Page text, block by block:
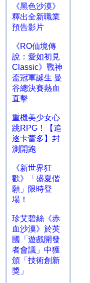
《黑色沙漠》
釋出全新職業
預告影片
《RO仙境傳
說：愛如初見
Classic》戰神
盃冠軍誕生 曼
谷總決賽熱血
直擊
重機美少女心
跳RPG！【追
逐卡蕾多】封
測開跑
《新世界狂
歡》「盛夏偕
願」限時登
場！
珍艾碧絲《赤
血沙漠》於英
國「遊戲開發
者會議」中獲
頒「技術創新
獎」